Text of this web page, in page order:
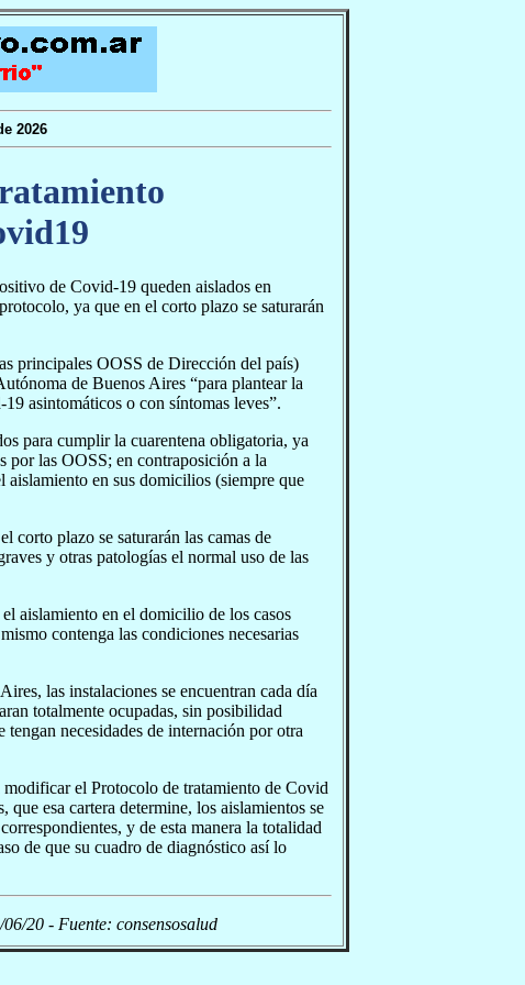
2026
de Covid-19 queden aislados en
ya que en el corto plazo se saturarán
principales OOSS de Dirección del país)
de Buenos Aires “para plantear la
asintomáticos o con síntomas leves”.
para cumplir la cuarentena obligatoria, ya
por las OOSS; en contraposición a la
aislamiento en sus domicilios (siempre que
corto plazo se saturarán las camas de
y otras patologías el normal uso de las
aislamiento en el domicilio de los casos
contenga las condiciones necesarias
las instalaciones se encuentran cada día
totalmente ocupadas, sin posibilidad
necesidades de internación por otra
el Protocolo de tratamiento de Covid
que esa cartera determine, los aislamientos se
y de esta manera la totalidad
de que su cuadro de diagnóstico así lo
20 - Fuente: consensosalud